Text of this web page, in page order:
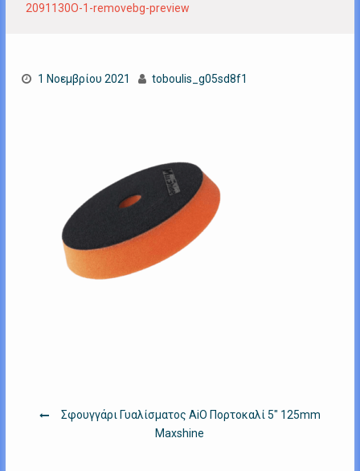
2091130O-1-removebg-preview
1 Νοεμβρίου 2021 toboulis_g05sd8f1
ΠλοήγησηΣφουγγάρι Γυαλίσματος AiO Πορτοκαλί 5″ 125mm
Maxshine